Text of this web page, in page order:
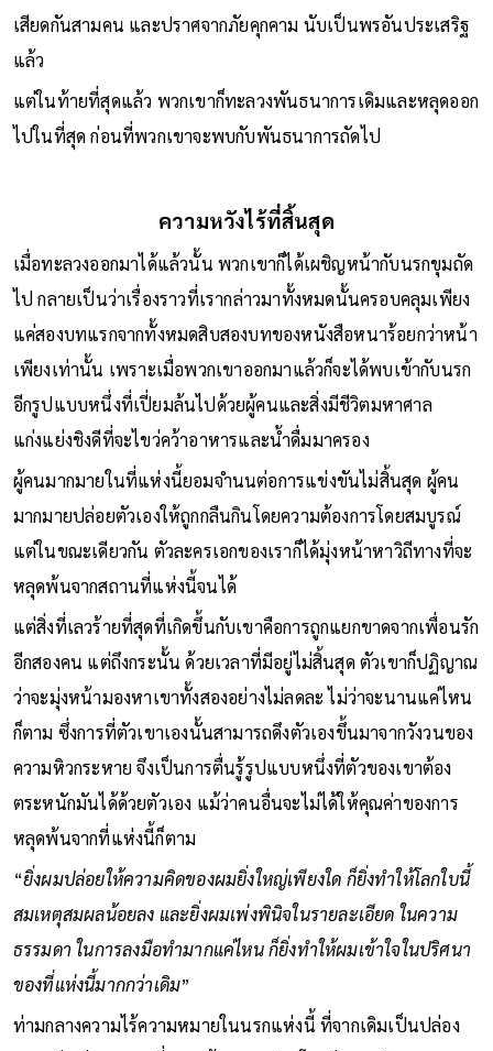
มองว่าการคงรักษาสถานะเดิมเอาไว้ ในที่ที่ยังพอมีอาหาร เบียด
เสียดกันสามคน และปราศจากภัยคุกคาม นับเป็นพรอันประเสริฐ
แล้ว
แต่ในท้ายที่สุดแล้ว พวกเขาก็ทะลวงพันธนาการเดิมและหลุดออก
ความหวังไร้ที่สิ้นสุด
เมื่อทะลวงออกมาได้แล้วนั้น พวกเขาก็ได้เผชิญหน้ากับนรกขุมถัด
ไป กลายเป็นว่าเรื่องราวที่เรากล่าวมาทั้งหมดนั้นครอบคลุมเพียง
แค่สองบทแรกจากทั้งหมดสิบสองบทของหนังสือหนาร้อยกว่าหน้า
เพียงเท่านั้น เพราะเมื่อพวกเขาออกมาแล้วก็จะได้พบเข้ากับนรก
อีกรูปแบบหนึ่งที่เปี่ยมล้นไปด้วยผู้คนและสิ่งมีชีวิตมหาศาล
แก่งแย่งชิงดีที่จะไขว่คว้าอาหารและน้ำดื่มมาครอง
ผู้คนมากมายในที่แห่งนี้ยอมจำนนต่อการแข่งขันไม่สิ้นสุด ผู้คน
มากมายปล่อยตัวเองให้ถูกกลืนกินโดยความต้องการโดยสมบูรณ์
แต่ในขณะเดียวกัน ตัวละครเอกของเราก็ได้มุ่งหน้าหาวิถีทางที่จะ
หลุดพ้นจากสถานที่แห่งนี้จนได้
แต่สิ่งที่เลวร้ายที่สุดที่เกิดขึ้นกับเขาคือการถูกแยกขาดจากเพื่อนรัก
อีกสองคน แต่ถึงกระนั้น ด้วยเวลาที่มีอยู่ไม่สิ้นสุด ตัวเขาก็ปฏิญาณ
ว่าจะมุ่งหน้ามองหาเขาทั้งสองอย่างไม่ลดละ ไม่ว่าจะนานแค่ไหน
ก็ตาม ซึ่งการที่ตัวเขาเองนั้นสามารถดึงตัวเองขึ้นมาจากวังวนของ
ความหิวกระหาย จึงเป็นการตื่นรู้รูปแบบหนึ่งที่ตัวของเขาต้อง
ตระหนักมันได้ด้วยตัวเอง แม้ว่าคนอื่นจะไม่ได้ให้คุณค่าของการ
หลุดพ้นจากที่แห่งนี้ก็ตาม
“ยิ่งผมปล่อยให้ความคิดของผมยิ่งใหญ่เพียงใด ก็ยิ่งทำให้โลกใบนี้
สมเหตุสมผลน้อยลง และยิ่งผมเพ่งพินิจในรายละเอียด ในความ
ธรรมดา ในการลงมือทำมากแค่ไหน ก็ยิ่งทำให้ผมเข้าใจในปริศนา
ของที่แห่งนี้มากกว่าเดิม